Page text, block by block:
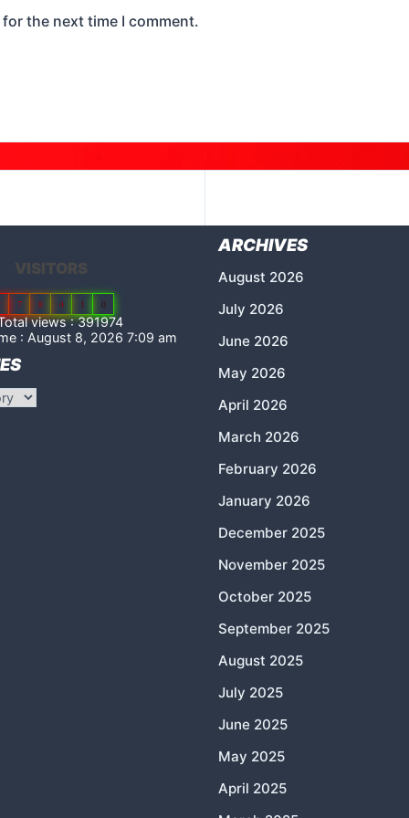
the next time I comment.
VISITORS
7 8 4 1 0
views : 391974
: August 8, 2026 7:09 am
ARCHIVES
August 2026
July 2026
June 2026
May 2026
April 2026
March 2026
February 2026
January 2026
December 2025
November 2025
October 2025
September 2025
August 2025
July 2025
June 2025
May 2025
April 2025